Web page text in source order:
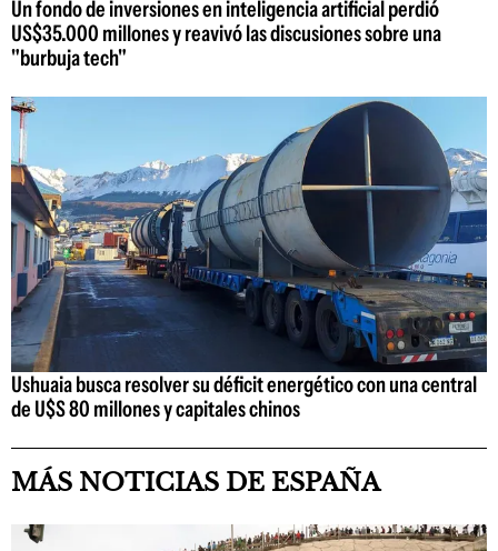
Un fondo de inversiones en inteligencia artificial perdió
US$35.000 millones y reavivó las discusiones sobre una
"burbuja tech"
Ushuaia busca resolver su déficit energético con una central
de U$S 80 millones y capitales chinos
MÁS NOTICIAS DE ESPAÑA